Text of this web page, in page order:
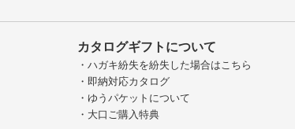
カタログギフトについて
・ハガキ紛失を紛失した場合はこちら
・即納対応カタログ
・ゆうパケットについて
・大口ご購入特典